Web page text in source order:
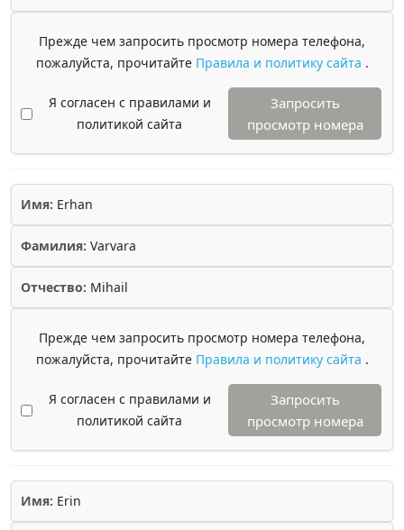
Прежде чем запросить просмотр номера телефона,
пожалуйста, прочитайте Правила и политику сайта .
Я согласен с правилами и
политикой сайта
Запросить
просмотр номера
Имя: Erhan
Фамилия: Varvara
Отчество: Mihail
Прежде чем запросить просмотр номера телефона,
пожалуйста, прочитайте Правила и политику сайта .
Я согласен с правилами и
политикой сайта
Запросить
просмотр номера
Имя: Erin